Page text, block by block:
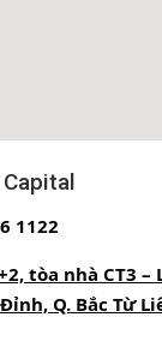
1122
tòa nhà CT3 –
Q. Bắc Từ